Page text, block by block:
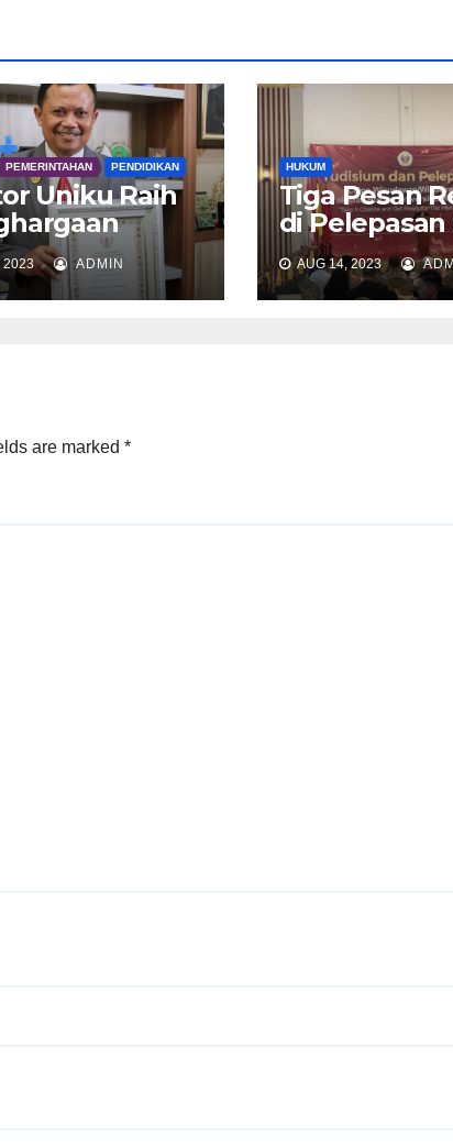
PEMERINTAHAN PENDIDIKAN
Uniku Raih
Penggerak
di
2023 ADMIN
HUKUM
Tiga Pesan
di Pelepasan
Wisudawan
Uniku
AUG 14, 2023
are marked *